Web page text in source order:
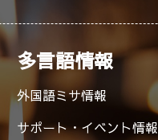
多言語情報
外国語ミサ情報
サポート・イベント情報